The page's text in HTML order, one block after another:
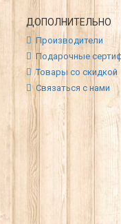
ДОПОЛНИТЕЛЬНО
Производители
Подарочные
Товары со скидкой
Связаться с нами